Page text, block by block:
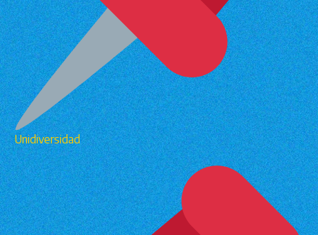
Unidiversidad